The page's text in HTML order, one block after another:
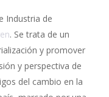
Industria de
. Se trata de un
y promover
y perspectiva de
del cambio en la